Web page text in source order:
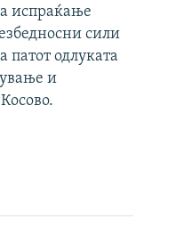
испраќање
сили
патот одлуката
и